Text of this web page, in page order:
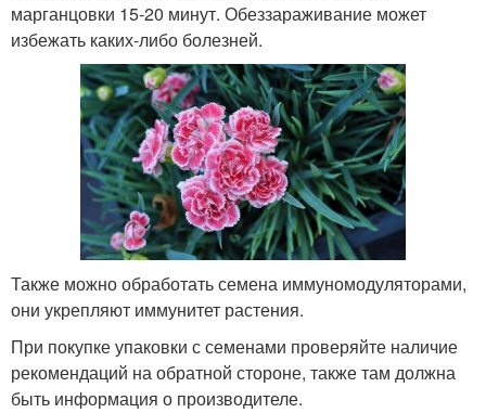
марганцовки 15-20 минут. Обеззараживание может
избежать каких-либо болезней.
Также можно обработать семена иммуномодуляторами,
они укрепляют иммунитет растения.
При покупке упаковки с семенами проверяйте наличие
рекомендаций на обратной стороне, также там должна
быть информация о производителе.